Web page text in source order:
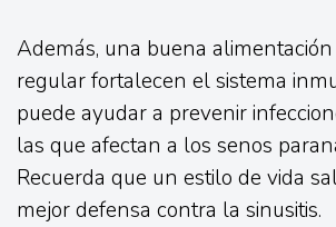
Además, una buena alimentación
regular fortalecen el sistema
puede ayudar a prevenir
las que afectan a los senos
Recuerda que un estilo de vida
mejor defensa contra la sinusitis.